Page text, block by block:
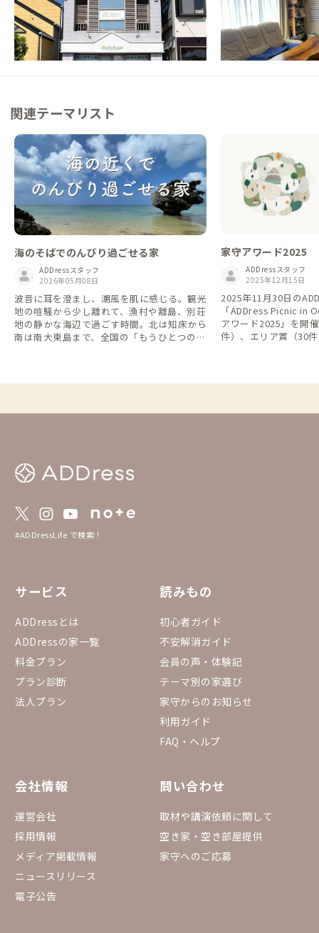
【駅徒歩9分】町も海もアクセス抜群！潮風
が心地よい家
この家からの距離 78km
【スキー場へシャト
がよみがえる？野球
この家からの距離 97km
関連テーマリスト
海のそばでのんびり過ごせる家
ADDressスタッフ
2026年05月08日
波音に耳を澄まし、潮風を肌に感じる。観光
地の喧騒から少し離れて、漁村や離島、別荘
地の静かな海辺で過ごす時間。北は知床から
南は南大東島まで、全国の「もうひとつの海
家守アワード2025
ADDressスタッフ
2025年12月15日
2025年11月30日の
「ADDress Picnic in
アワード2025」を開
件）、エリア賞（30
を探してみてください。 https://
fdd957b35d298f
#ADDressLife で検索！
サービス
ADDressとは
ADDressの家一覧
料金プラン
プラン診断
法人プラン
読みもの
初心者ガイド
不安解消ガイド
会員の声・体験記
テーマ別の家選び
家守からのお知らせ
利用ガイド
FAQ・ヘルプ
会社情報
運営会社
採用情報
メディア掲載情報
ニュースリリース
電子公告
問い合わせ
取材や講演依頼に関して
空き家・空き部屋提供
家守へのご応募